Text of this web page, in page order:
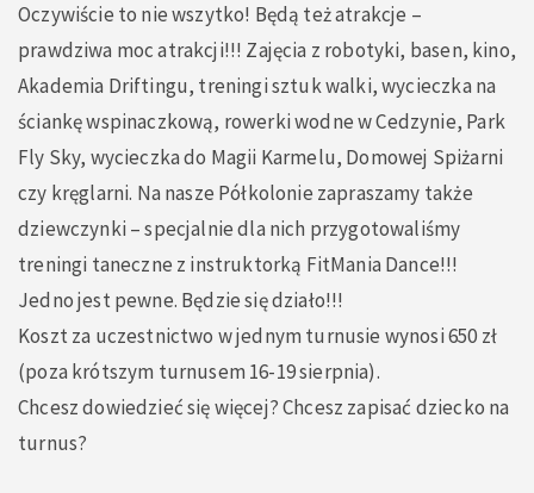
Oczywiście to nie wszytko! Będą też atrakcje –
prawdziwa moc atrakcji!!! Zajęcia z robotyki, basen, kino,
Akademia Driftingu, treningi sztuk walki, wycieczka na
ściankę wspinaczkową, rowerki wodne w Cedzynie, Park
Fly Sky, wycieczka do Magii Karmelu, Domowej Spiżarni
czy kręglarni. Na nasze Półkolonie zapraszamy także
dziewczynki – specjalnie dla nich przygotowaliśmy
treningi taneczne z instruktorką FitMania Dance!!!
Jedno jest pewne. Będzie się działo!!!
Koszt za uczestnictwo w jednym turnusie wynosi 650 zł
(poza krótszym turnusem 16-19 sierpnia).
Chcesz dowiedzieć się więcej? Chcesz zapisać dziecko na
turnus?